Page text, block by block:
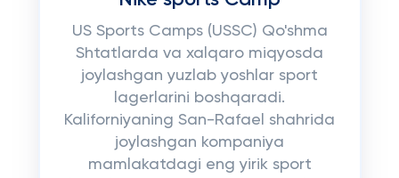
US Sports Camps (USSC) Qo'shma
Shtatlarda va xalqaro miqyosda
joylashgan yuzlab yoshlar sport
lagerlarini boshqaradi.
Kaliforniyaning San-Rafael shahrida
joylashgan kompaniya
mamlakatdagi eng yirik sport